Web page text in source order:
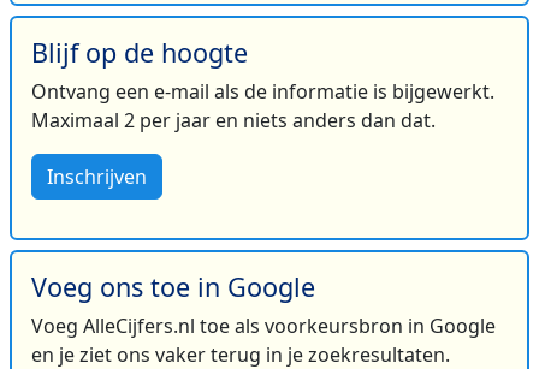
Blijf op de hoogte
Ontvang een e-mail als de informatie is bijgewerkt.
Maximaal 2 per jaar en niets anders dan dat.
Inschrijven
Voeg ons toe in Google
Voeg AlleCijfers.nl toe als voorkeursbron in Google
en je ziet ons vaker terug in je zoekresultaten.